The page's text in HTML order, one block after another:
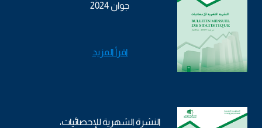
جوان 2024
اقرأ المزيد
النشرة الشهرية للإحصائيات،